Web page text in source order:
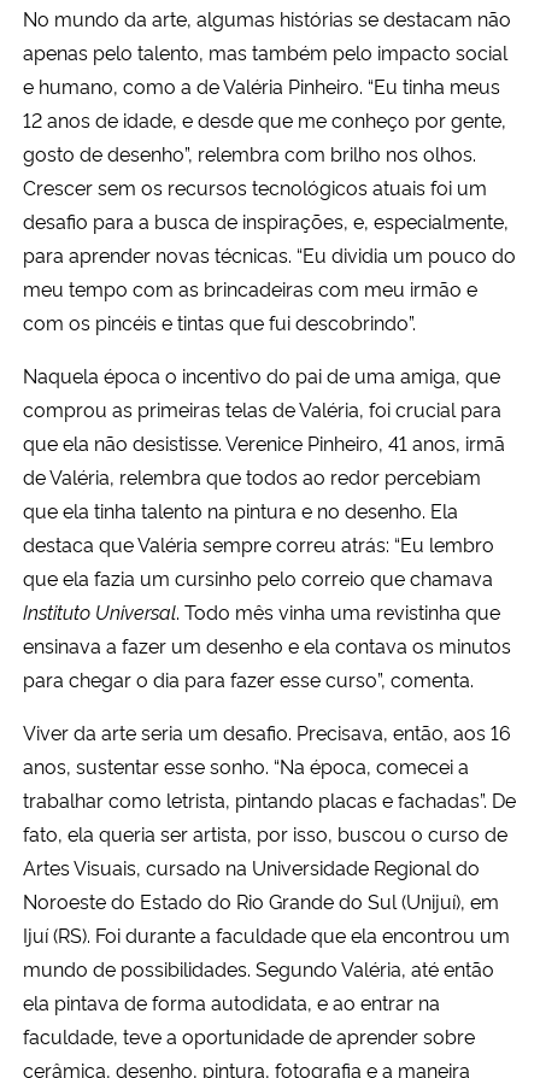
No mundo da arte, algumas histórias se destacam não
apenas pelo talento, mas também pelo impacto social
e humano, como a de Valéria Pinheiro. “Eu tinha meus
12 anos de idade, e desde que me conheço por gente,
gosto de desenho”, relembra com brilho nos olhos.
Crescer sem os recursos tecnológicos atuais foi um
desafio para a busca de inspirações, e, especialmente,
para aprender novas técnicas. “Eu dividia um pouco do
meu tempo com as brincadeiras com meu irmão e
com os pincéis e tintas que fui descobrindo”.
Naquela época o incentivo do pai de uma amiga, que
comprou as primeiras telas de Valéria, foi crucial para
que ela não desistisse. Verenice Pinheiro, 41 anos, irmã
de Valéria, relembra que todos ao redor percebiam
que ela tinha talento na pintura e no desenho. Ela
destaca que Valéria sempre correu atrás: “Eu lembro
que ela fazia um cursinho pelo correio que chamava
Instituto Universal. Todo mês vinha uma revistinha que
ensinava a fazer um desenho e ela contava os minutos
para chegar o dia para fazer esse curso”, comenta.
Viver da arte seria um desafio. Precisava, então, aos 16
anos, sustentar esse sonho. “Na época, comecei a
trabalhar como letrista, pintando placas e fachadas”. De
fato, ela queria ser artista, por isso, buscou o curso de
Artes Visuais, cursado na Universidade Regional do
Noroeste do Estado do Rio Grande do Sul (Unijuí), em
Ijuí (RS). Foi durante a faculdade que ela encontrou um
mundo de possibilidades. Segundo Valéria, até então
ela pintava de forma autodidata, e ao entrar na
faculdade, teve a oportunidade de aprender sobre
cerâmica, desenho, pintura, fotografia e a maneira